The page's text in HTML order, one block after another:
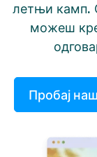
летњи камп.
можеш
Пробај